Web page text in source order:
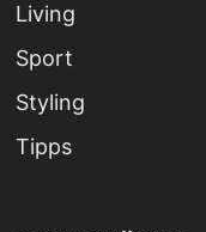
Living
Sport
Styling
Tipps